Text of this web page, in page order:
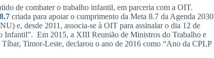
de combater o trabalho infantil, em parceria com a OIT.
criada para apoiar o cumprimento da Meta 8.7 da Agenda 2030
e, desde 2011, associa-se à OIT para assinalar o dia 12 de
Infantil”. Em 2015, a XIII Reunião de Ministros do Trabalho e
Timor-Leste, declarou o ano de 2016 como “Ano da CPLP